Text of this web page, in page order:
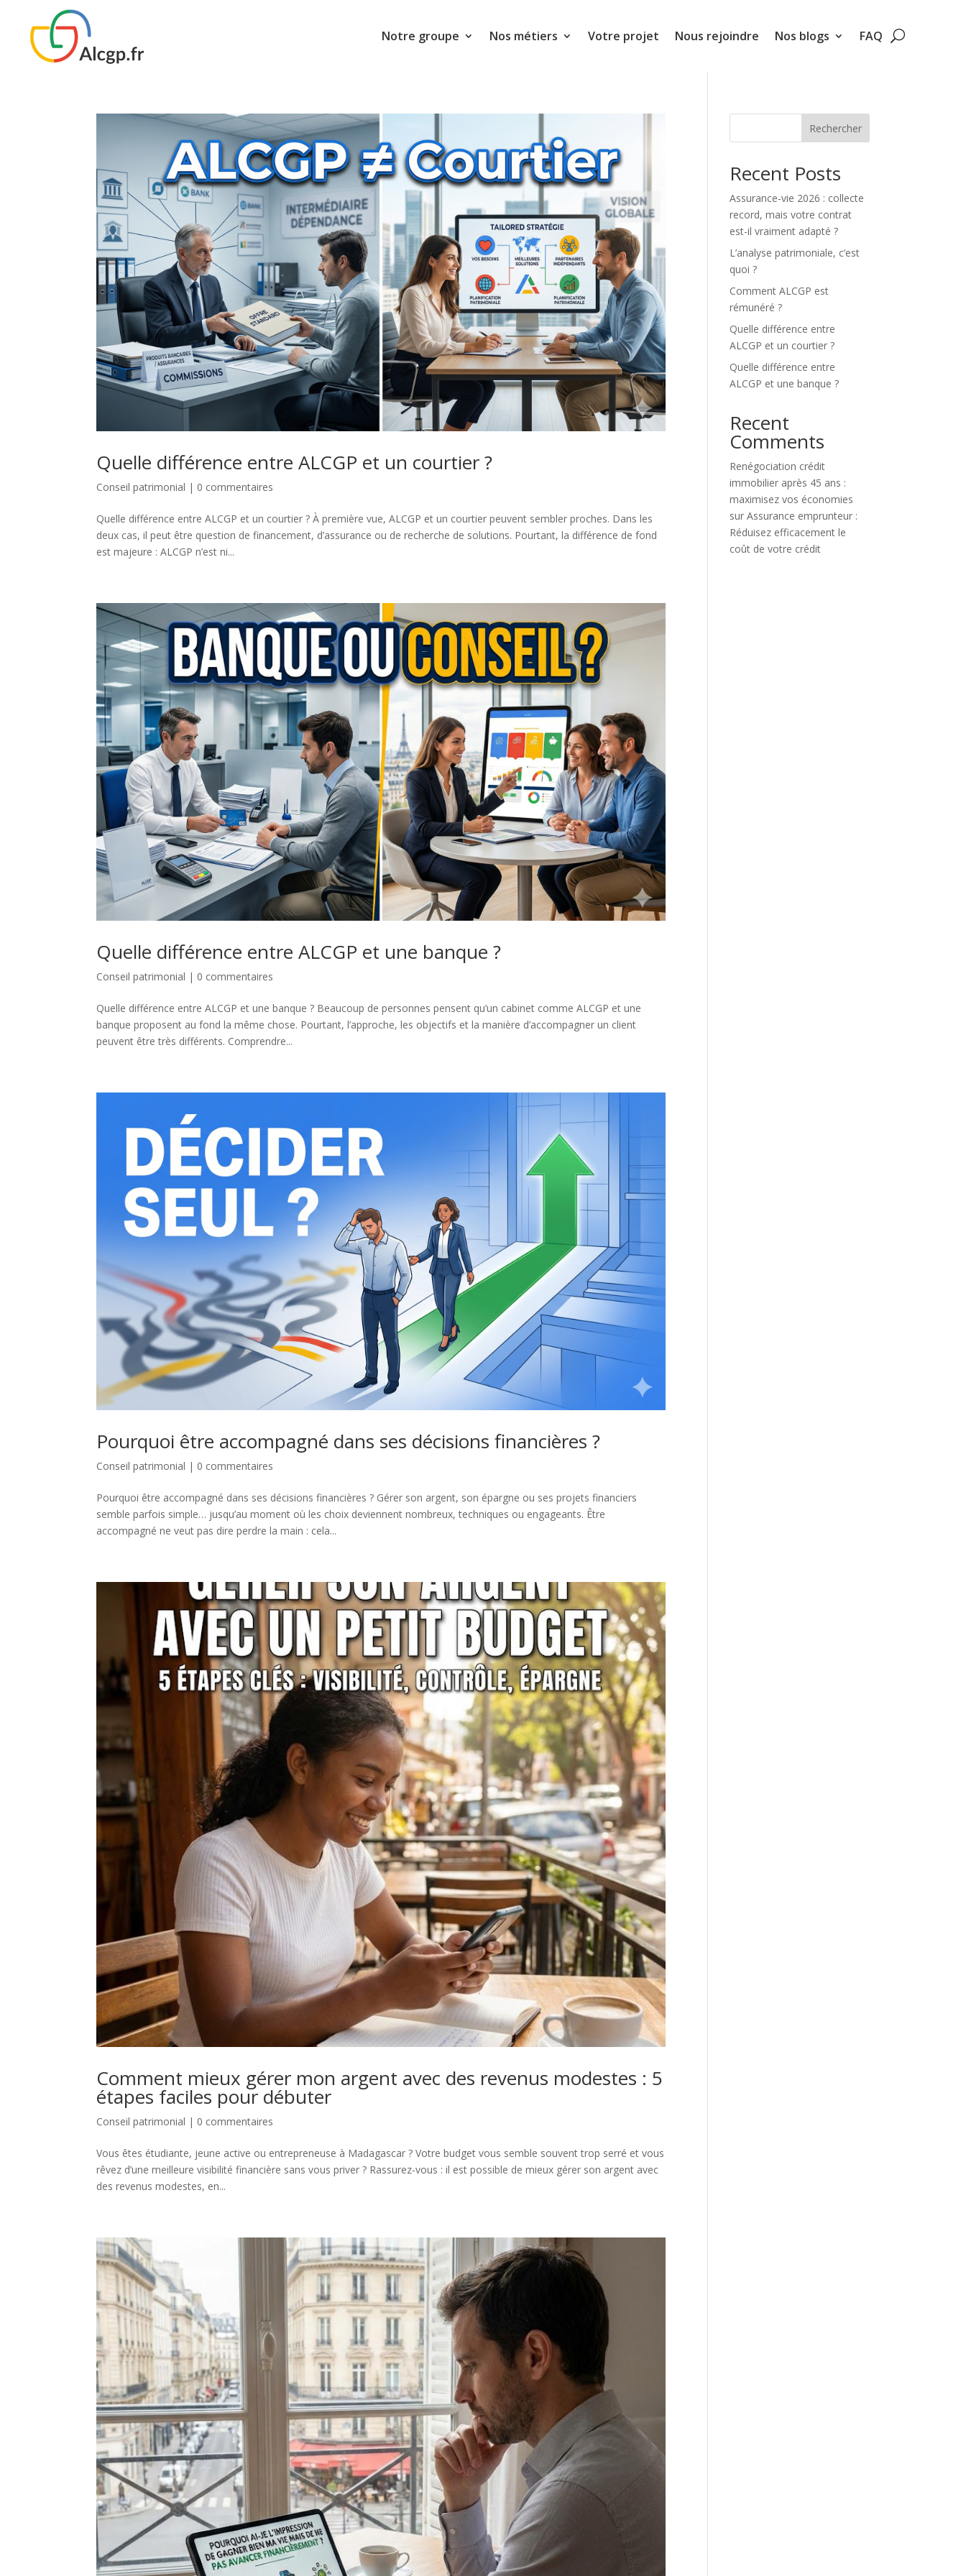
Notre groupe Nos métiers Votre projet Nous rejoindre Nos blogs FAQ
Quelle différence entre ALCGP et un courtier ?
Conseil patrimonial | 0 commentaires
Quelle différence entre ALCGP et un courtier ? À première vue, ALCGP et un courtier peuvent sembler proches. Dans les
deux cas, il peut être question de financement, d’assurance ou de recherche de solutions. Pourtant, la différence de fond
est majeure : ALCGP n’est ni...
Quelle différence entre ALCGP et une banque ?
Conseil patrimonial | 0 commentaires
Quelle différence entre ALCGP et une banque ? Beaucoup de personnes pensent qu’un cabinet comme ALCGP et une
banque proposent au fond la même chose. Pourtant, l’approche, les objectifs et la manière d’accompagner un client
peuvent être très différents. Comprendre...
Pourquoi être accompagné dans ses décisions financières ?
Conseil patrimonial | 0 commentaires
Pourquoi être accompagné dans ses décisions financières ? Gérer son argent, son épargne ou ses projets financiers
semble parfois simple… jusqu’au moment où les choix deviennent nombreux, techniques ou engageants. Être
accompagné ne veut pas dire perdre la main : cela...
Comment mieux gérer mon argent avec des revenus modestes : 5
étapes faciles pour débuter
Conseil patrimonial | 0 commentaires
Vous êtes étudiante, jeune active ou entrepreneuse à Madagascar ? Votre budget vous semble souvent trop serré et vous
rêvez d’une meilleure visibilité financière sans vous priver ? Rassurez-vous : il est possible de mieux gérer son argent avec
des revenus modestes, en...
Rechercher
Recent Posts
Assurance-vie 2026 : collecte
record, mais votre contrat
est-il vraiment adapté ?
L’analyse patrimoniale, c’est
quoi ?
Comment ALCGP est
rémunéré ?
Quelle différence entre
ALCGP et un courtier ?
Quelle différence entre
ALCGP et une banque ?
Recent
Comments
Renégociation crédit
immobilier après 45 ans :
maximisez vos économies
surAssurance emprunteur :
Réduisez efficacement le
coût de votre crédit